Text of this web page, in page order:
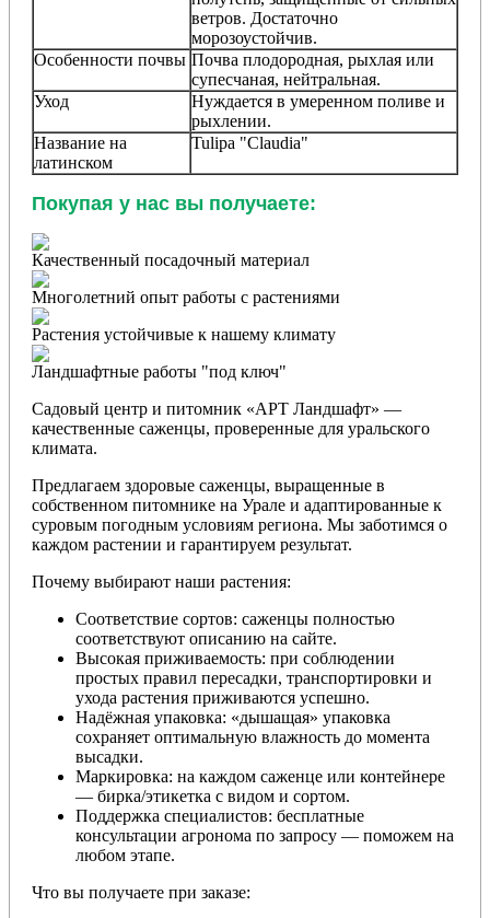
ветров. Достаточно
морозоустойчив.
Особенности почвы Почва плодородная, рыхлая или
супесчаная, нейтральная.
Уход
Нуждается в умеренном поливе и
рыхлении.
Название на
латинском
Tulipa "Claudia"
Покупая у нас вы получаете:
Качественный посадочный материал
Многолетний опыт работы с растениями
Растения устойчивые к нашему климату
Ландшафтные работы "под ключ"
Садовый центр и питомник «АРТ Ландшафт» —
качественные саженцы, проверенные для уральского
климата.
Предлагаем здоровые саженцы, выращенные в
собственном питомнике на Урале и адаптированные к
суровым погодным условиям региона. Мы заботимся о
каждом растении и гарантируем результат.
Почему выбирают наши растения:
Соответствие сортов: саженцы полностью
соответствуют описанию на сайте.
Высокая приживаемость: при соблюдении
простых правил пересадки, транспортировки и
ухода растения приживаются успешно.
Надёжная упаковка: «дышащая» упаковка
сохраняет оптимальную влажность до момента
высадки.
Маркировка: на каждом саженце или контейнере
— бирка/этикетка с видом и сортом.
Поддержка специалистов: бесплатные
консультации агронома по запросу — поможем на
любом этапе.
Что вы получаете при заказе: